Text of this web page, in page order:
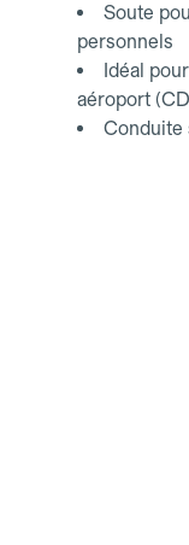
Soute
personnels
Idéal
aéroport
Conduite